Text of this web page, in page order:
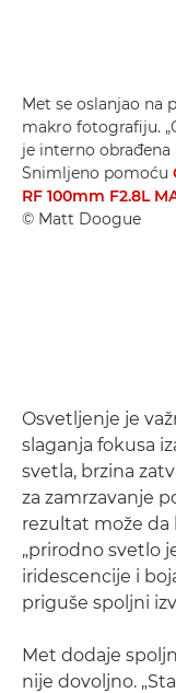
Met se oslanjao na
makro fotografiju.
je interno obrađena
Snimljeno pomoću
RF 100mm F2.8L
© Matt Doogue
Osvetljenje je
slaganja fokusa
svetla, brzina
za zamrzavanje
rezultat može da
„prirodno svetlo
iridescencije i
priguše spoljni
Met dodaje
nije dovoljno.